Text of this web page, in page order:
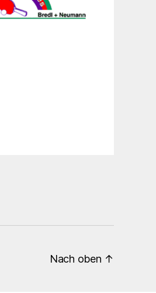
Nach oben ↑